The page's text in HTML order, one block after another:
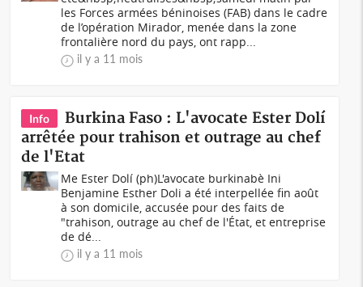
les Forces armées béninoises (FAB) dans le cadre
de l’opération Mirador, menée dans la zone
frontalière nord du pays, ont rapp...
il y a 11 mois
Info
Burkina Faso : L'avocate Ester Dolí
arrêtée pour trahison et outrage au chef
de l'Etat
Me Ester Dolí (ph)L'avocate burkinabè Ini
Benjamine Esther Doli a été interpellée fin août
à son domicile, accusée pour des faits de
"trahison, outrage au chef de l'État, et entreprise
de dé...
il y a 11 mois